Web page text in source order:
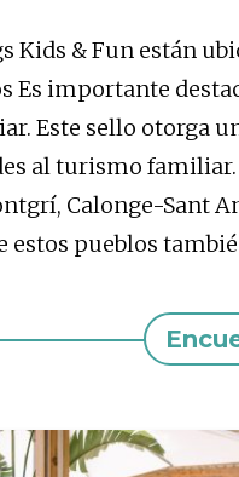
Kids & Fun están
importante
Este sello otorga
al turismo
Calonge-Sant
estos pueblos